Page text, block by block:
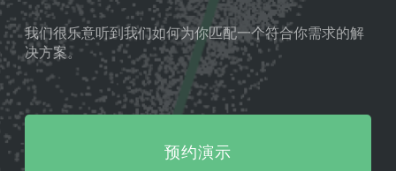
我们很乐意听到我们如何为你匹配一个符合你需求的解
决方案。
预约演示